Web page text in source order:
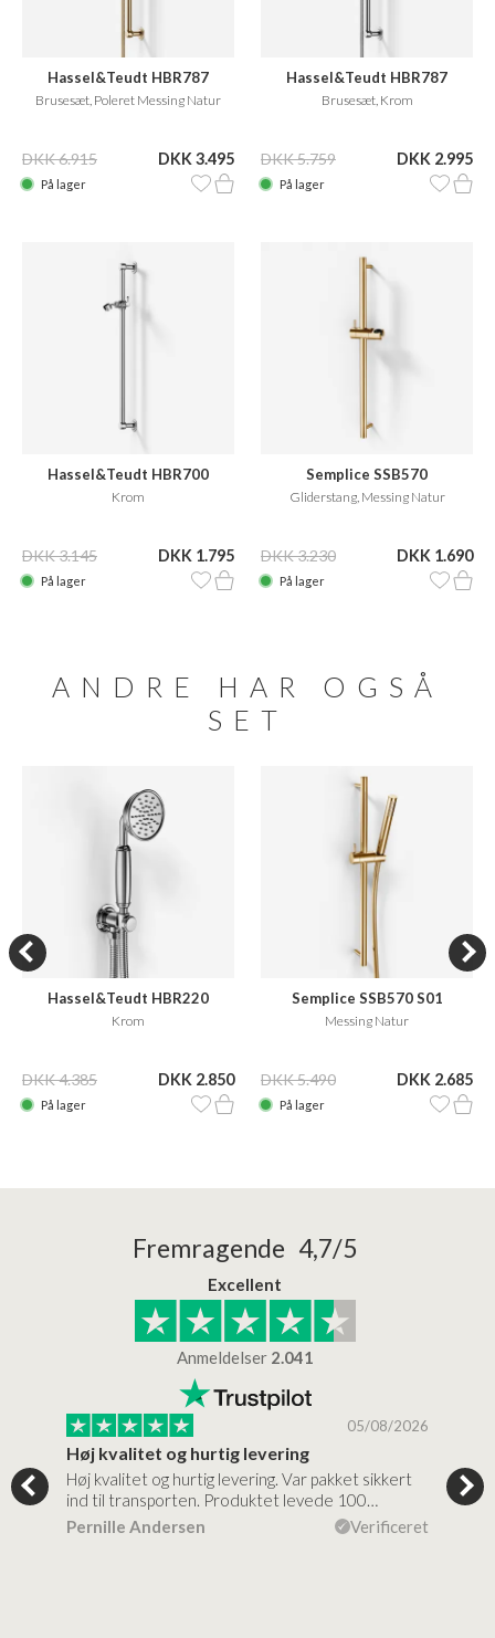
Hassel&Teudt HBR787
Brusesæt, Poleret Messing Natur
DKK 6.915 DKK 3.495
På lager
Hassel&Teudt HBR787
Brusesæt, Krom
DKK 5.759 DKK 2.995
På lager
Hassel&Teudt HBR700
Krom
DKK 3.145 DKK 1.795
På lager
Semplice SSB570
Gliderstang, Messing Natur
DKK 3.230 DKK 1.690
På lager
ANDRE HAR OGSÅ
SET
Hassel&Teudt HBR220
Krom
DKK 4.385 DKK 2.850
På lager
Semplice SSB570 S01
Messing Natur
DKK 5.490 DKK 2.685
På lager
Fremragende 4,7/5
Excellent
Anmeldelser 2.041
05/08/2026
Høj kvalitet og hurtig levering
Høj kvalitet og hurtig levering. Var pakket sikkert
ind til transporten. Produktet levede 100…
Pernille Andersen
Verificeret